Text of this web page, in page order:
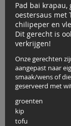
Pad bai krapau,
oestersaus met
chilipeper en
Dit gerecht is
verkrijgen!
Onze gerechten
aangepast naar
smaak/wens of
geserveerd met
groenten
kip
tofu